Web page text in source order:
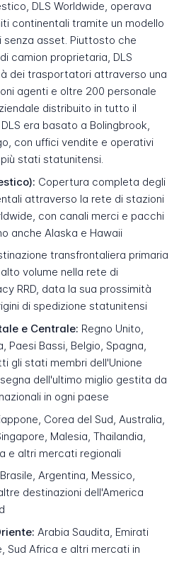
DLS Worldwide, operava
continentali tramite un modello
asset. Piuttosto che
camion proprietaria, DLS
dei trasportatori attraverso una
agenti e oltre 200 personale
distribuito in tutto il
era basato a Bolingbrook,
con uffici vendite e operativi
stati statunitensi.
Copertura completa degli
attraverso la rete di stazioni
con canali merci e pacchi
anche Alaska e Hawaii
transfrontaliera primaria
volume nella rete di
RRD, data la sua prossimità
di spedizione statunitensi
e Centrale: Regno Unito,
Paesi Bassi, Belgio, Spagna,
gli stati membri dell'Unione
dell'ultimo miglio gestita da
in ogni paese
Corea del Sud, Australia,
Malesia, Thailandia,
e altri mercati regionali
Brasile, Argentina, Messico,
destinazioni dell'America
Arabia Saudita, Emirati
Sud Africa e altri mercati in